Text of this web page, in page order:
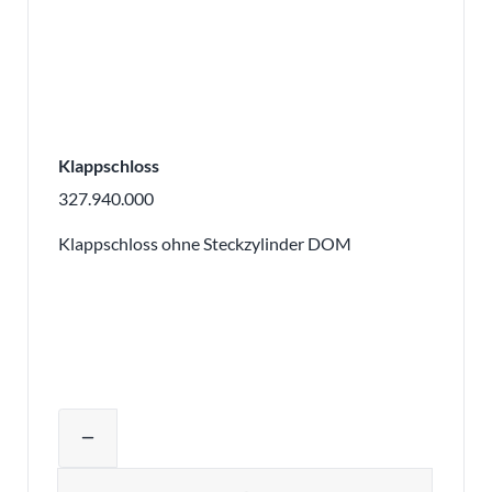
Klappschloss
327.940.000
Klappschloss ohne Steckzylinder DOM
remove